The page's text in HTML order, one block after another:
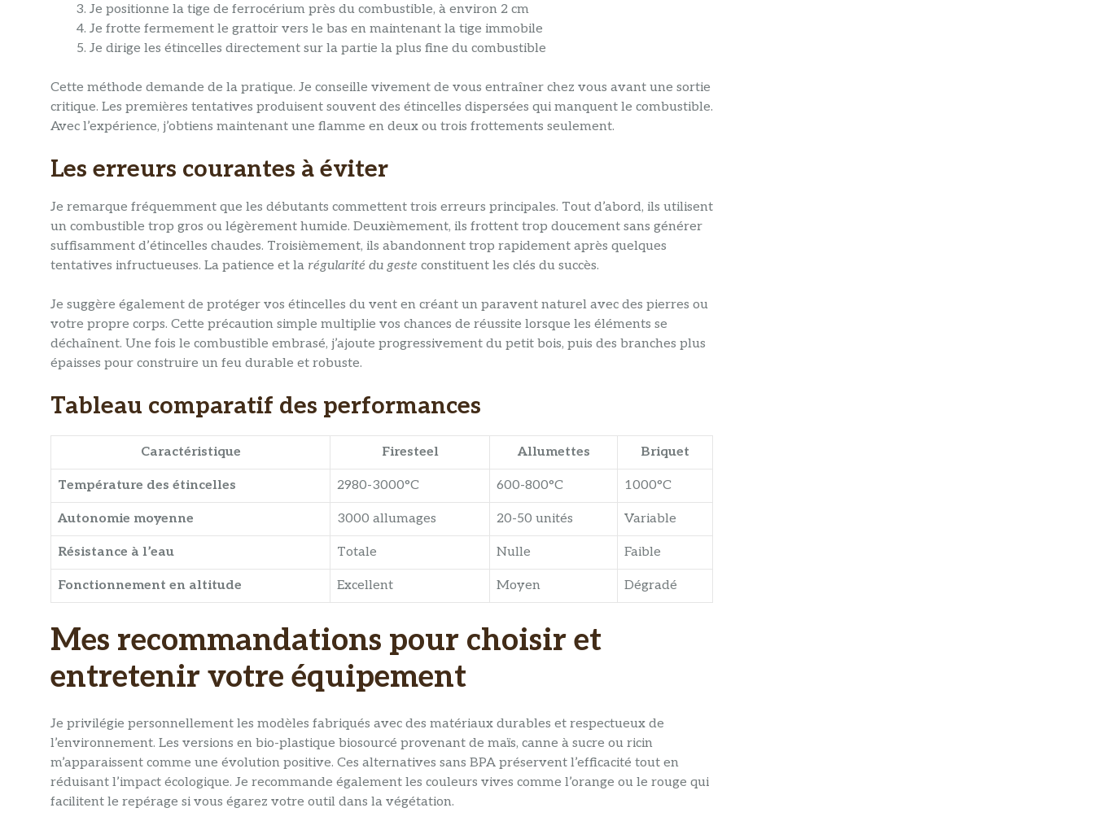
Je positionne la tige de ferrocérium près du combustible, à environ 2 cm
Je frotte fermement le grattoir vers le bas en maintenant la tige immobile
Je dirige les étincelles directement sur la partie la plus fine du combustible
Cette méthode demande de la pratique. Je conseille vivement de vous entraîner chez vous avant une sortie
critique. Les premières tentatives produisent souvent des étincelles dispersées qui manquent le combustible.
Avec l’expérience, j’obtiens maintenant une flamme en deux ou trois frottements seulement.
Les erreurs courantes à éviter
Je remarque fréquemment que les débutants commettent trois erreurs principales. Tout d’abord, ils utilisent
un combustible trop gros ou légèrement humide. Deuxièmement, ils frottent trop doucement sans générer
suffisamment d’étincelles chaudes. Troisièmement, ils abandonnent trop rapidement après quelques
tentatives infructueuses. La patience et la régularité du geste constituent les clés du succès.
Je suggère également de protéger vos étincelles du vent en créant un paravent naturel avec des pierres ou
votre propre corps. Cette précaution simple multiplie vos chances de réussite lorsque les éléments se
déchaînent. Une fois le combustible embrasé, j’ajoute progressivement du petit bois, puis des branches plus
épaisses pour construire un feu durable et robuste.
Tableau comparatif des performances
Caractéristique Firesteel Allumettes Briquet
Température des étincelles 2980-3000°C 600-800°C 1000°C
Autonomie moyenne 3000 allumages 20-50 unités Variable
Résistance à l’eau Totale Nulle Faible
Fonctionnement en altitude Excellent Moyen Dégradé
Mes recommandations pour choisir et
entretenir votre équipement
Je privilégie personnellement les modèles fabriqués avec des matériaux durables et respectueux de
l’environnement. Les versions en bio-plastique biosourcé provenant de maïs, canne à sucre ou ricin
m’apparaissent comme une évolution positive. Ces alternatives sans BPA préservent l’efficacité tout en
réduisant l’impact écologique. Je recommande également les couleurs vives comme l’orange ou le rouge qui
facilitent le repérage si vous égarez votre outil dans la végétation.